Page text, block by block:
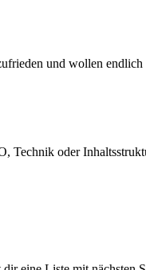
und wollen
Technik oder